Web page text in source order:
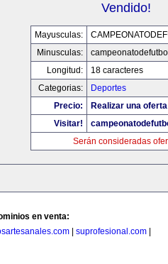
Vendido!
Mayusculas:
Minusculas:
Longitud:
18 caracteres
Categorias:
Deportes
Precio:
Realizar una
Visitar!
Serán consideradas
en venta:
suprofesional.com